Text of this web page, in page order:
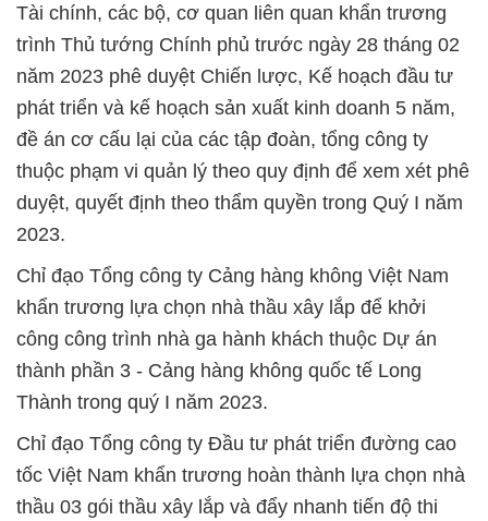
Tài chính, các bộ, cơ quan liên quan khẩn trương
trình Thủ tướng Chính phủ trước ngày 28 tháng 02
năm 2023 phê duyệt Chiến lược, Kế hoạch đầu tư
phát triển và kế hoạch sản xuất kinh doanh 5 năm,
đề án cơ cấu lại của các tập đoàn, tổng công ty
thuộc phạm vi quản lý theo quy định để xem xét phê
duyệt, quyết định theo thẩm quyền trong Quý I năm
2023.
Chỉ đạo Tổng công ty Cảng hàng không Việt Nam
khẩn trương lựa chọn nhà thầu xây lắp để khởi
công công trình nhà ga hành khách thuộc Dự án
thành phần 3 - Cảng hàng không quốc tế Long
Thành trong quý I năm 2023.
Chỉ đạo Tổng công ty Đầu tư phát triển đường cao
tốc Việt Nam khẩn trương hoàn thành lựa chọn nhà
thầu 03 gói thầu xây lắp và đẩy nhanh tiến độ thi